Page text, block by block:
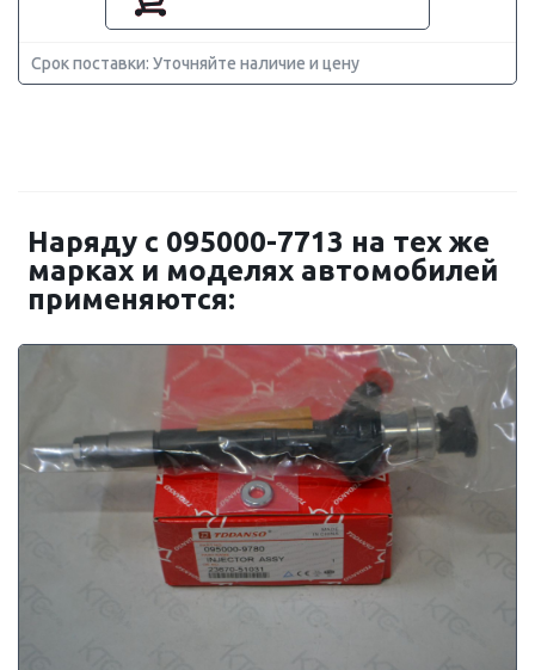
Срок поставки: Уточняйте наличие и цену
Наряду с 095000-7713 на тех же
марках и моделях автомобилей
применяются: